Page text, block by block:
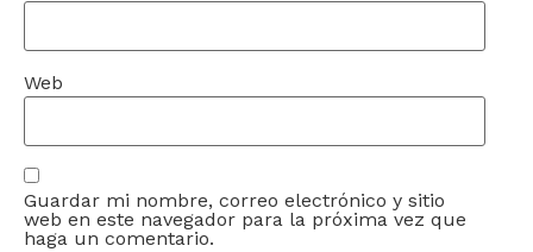
Web
Guardar mi nombre, correo electrónico y sitio
web en este navegador para la próxima vez que
haga un comentario.